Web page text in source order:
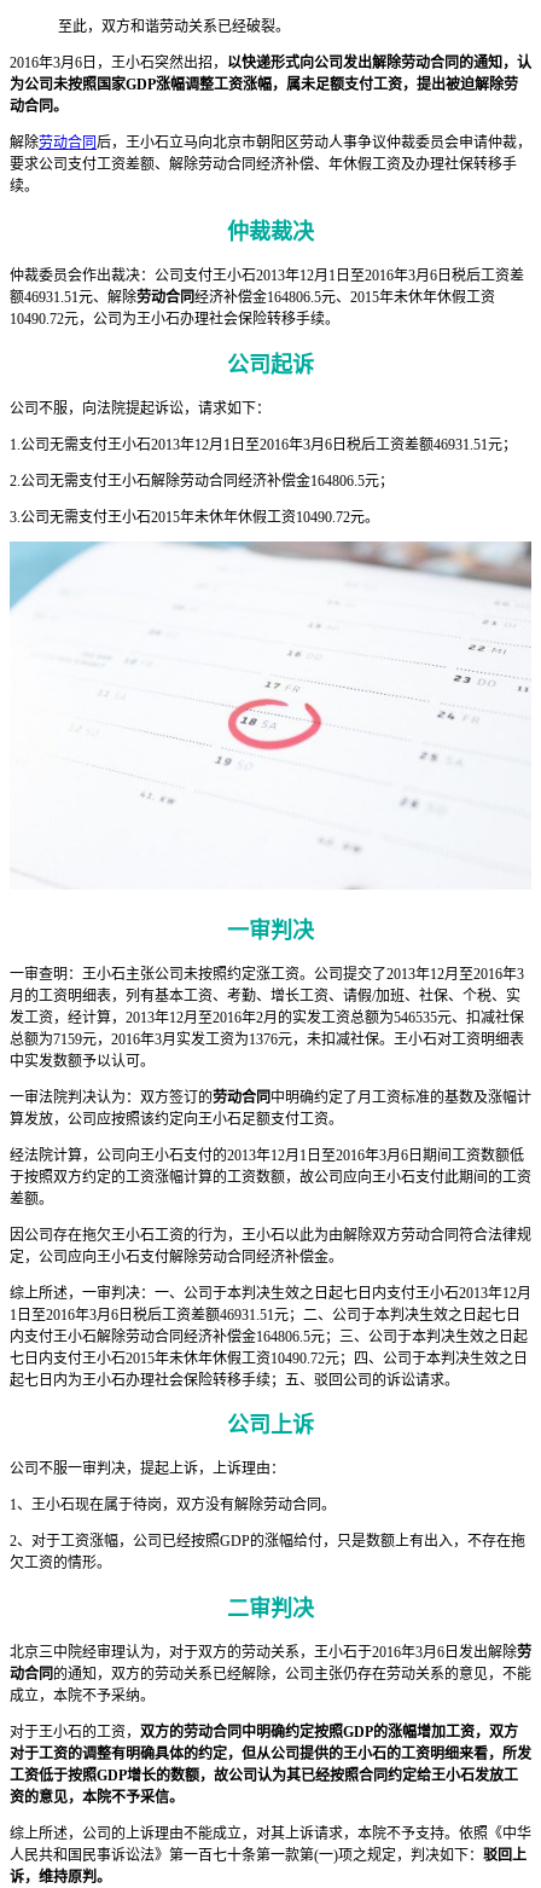
至此，双方和谐劳动关系已经破裂。
2016年3月6日，王小石突然出招， 以快递形式向公司发出解除劳动合同的通知，认
为公司未按照国家GDP涨幅调整工资涨幅，属未足额支付工资，提出被迫解除劳
动合同。
解除劳动合同后，王小石立马向北京市朝阳区劳动人事争议仲裁委员会申请仲裁，
要求公司支付工资差额、解除劳动合同经济补偿、年休假工资及办理社保转移手
续。
仲裁裁决
仲裁委员会作出裁决：公司支付王小石2013年12月1日至2016年3月6日税后工资差
额46931.51元、解除劳动合同经济补偿金164806.5元、2015年未休年休假工资
10490.72元，公司为王小石办理社会保险转移手续。
公司起诉
公司不服，向法院提起诉讼，请求如下：
1.公司无需支付王小石2013年12月1日至2016年3月6日税后工资差额46931.51元；
2.公司无需支付王小石解除劳动合同经济补偿金164806.5元；
3.公司无需支付王小石2015年未休年休假工资10490.72元。
一审判决
一审查明：王小石主张公司未按照约定涨工资。公司提交了2013年12月至2016年3
月的工资明细表，列有基本工资、考勤、增长工资、请假/加班、社保、个税、实
发工资，经计算，2013年12月至2016年2月的实发工资总额为546535元、扣减社保
总额为7159元，2016年3月实发工资为1376元，未扣减社保。王小石对工资明细表
中实发数额予以认可。
一审法院判决认为：双方签订的劳动合同 中明确约定了月工资标准的基数及涨幅计
算发放，公司应按照该约定向王小石足额支付工资。
经法院计算，公司向王小石支付的2013年12月1日至2016年3月6日期间工资数额低
于按照双方约定的工资涨幅计算的工资数额，故公司应向王小石支付此期间的工资
差额。
因公司存在拖欠王小石工资的行为，王小石以此为由解除双方劳动合同符合法律规
定，公司应向王小石支付解除劳动合同经济补偿金。
综上所述，一审判决：一、公司于本判决生效之日起七日内支付王小石2013年12月
1日至2016年3月6日税后工资差额46931.51元；二、公司于本判决生效之日起七日
内支付王小石解除劳动合同经济补偿金164806.5元；三、公司于本判决生效之日起
七日内支付王小石2015年未休年休假工资10490.72元；四、公司于本判决生效之日
起七日内为王小石办理社会保险转移手续；五、驳回公司的诉讼请求。
公司上诉
公司不服一审判决，提起上诉，上诉理由：
1、王小石现在属于待岗，双方没有解除劳动合同。
2、对于工资涨幅，公司已经按照GDP的涨幅给付，只是数额上有出入，不存在拖
欠工资的情形。
二审判决
北京三中院经审理认为，对于双方的劳动关系，王小石于2016年3月6日发出解除劳
动合同 的通知，双方的劳动关系已经解除，公司主张仍存在劳动关系的意见，不能
成立，本院不予采纳。
对于王小石的工资， 双方的劳动合同中明确约定按照GDP的涨幅增加工资，双方
对于工资的调整有明确具体的约定，但从公司提供的王小石的工资明细来看，所发
工资低于按照GDP增长的数额，故公司认为其已经按照合同约定给王小石发放工
资的意见，本院不予采信。
综上所述，公司的上诉理由不能成立，对其上诉请求，本院不予支持。依照《中华
人民共和国民事诉讼法》第一百七十条第一款第(一)项之规定，判决如下： 驳回上
诉，维持原判。